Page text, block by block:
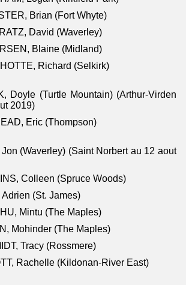
Brian (Fort Whyte)
David (Waverley)
Blaine (Midland)
Richard (Selkirk)
Doyle (Turtle Mountain) (Arthur-Virden
2019)
Eric (Thompson)
(Waverley) (Saint Norbert au 12 aout
Colleen (Spruce Woods)
Adrien (St. James)
Mintu (The Maples)
Mohinder (The Maples)
Tracy (Rossmere)
Rachelle (Kildonan-River East)